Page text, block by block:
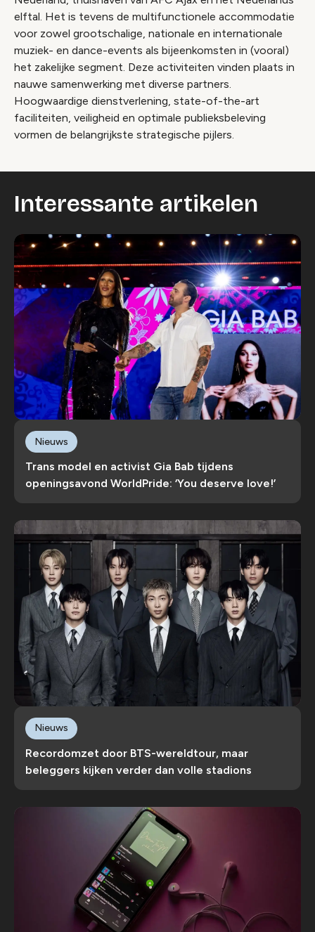
elftal. Het is tevens de multifunctionele accommodatie
voor zowel grootschalige, nationale en internationale
muziek- en dance-events als bijeenkomsten in (vooral)
het zakelijke segment. Deze activiteiten vinden plaats in
nauwe samenwerking met diverse partners.
Hoogwaardige dienstverlening, state-of-the-art
faciliteiten, veiligheid en optimale publieksbeleving
vormen de belangrijkste strategische pijlers.
Interessante artikelen
Trans model en activist Gia Bab tijdens
openingsavond WorldPride: ‘You deserve love!’
Nieuws
Recordomzet door BTS-wereldtour, maar
beleggers kijken verder dan volle stadions
Nieuws